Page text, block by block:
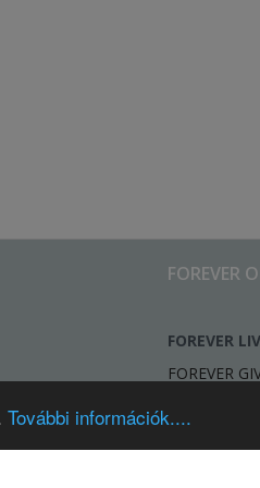
További információk....
FOREVER
FOREVER
FOREVER